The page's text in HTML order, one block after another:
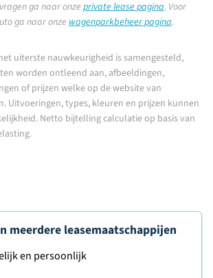
ga naar onzeprivate lease pagina. Voor
ga naar onzewagenparkbeheer pagina.
uiterste nauwkeurigheid is samengesteld,
worden ontleend aan, afbeeldingen,
of prijzen welke op de website van
Uitvoeringen, types, kleuren en prijzen kunnen
Netto bijtelling calculatie op basis van
meerdere leasemaatschappijen
en persoonlijk